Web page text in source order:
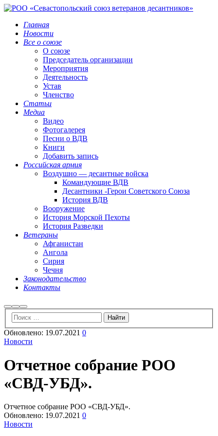
Главная
Новости
Все о союзе
О союзе
Председатель организации
Мероприятия
Деятельность
Устав
Членство
Статьи
Медиа
Видео
Фотогалерея
Песни о ВДВ
Книги
Добавить запись
Российская армия
Воздушно — десантные войска
Командующие ВДВ
Десантники -Герои Советского Союза
История ВДВ
Вооружение
История Морской Пехоты
История Разведки
Ветераны
Афганистан
Ангола
Сирия
Чечня
Законодательство
Контакты
НайтиБольше
информации
Главное
меню
Обновлено: 19.07.2021 0
Новости
Отчетное собрание РОО
«СВД-УБД».
Отчетное собрание РОО «СВД-УБД».
Обновлено: 19.07.2021 0
Новости